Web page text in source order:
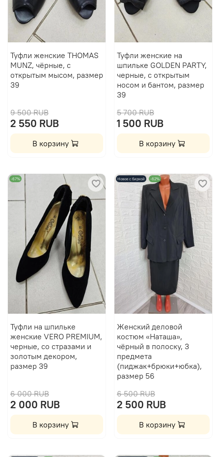
Туфли женские THOMAS
MUNZ, чёрные, с
открытым мысом, размер
39
9 500 RUB
2 550 RUB
В корзину
Туфли женские на
шпильке GOLDEN PARTY,
черные, с открытым
носом и бантом, размер
39
5 700 RUB
1 500 RUB
В корзину
-67%
Туфли на шпильке
женские VERO PREMIUM,
черные, со стразами и
золотым декором,
размер 39
6 000 RUB
2 000 RUB
В корзину
Новое с биркой -62%
Женский деловой
костюм «Наташа»,
чёрный в полоску, 3
предмета
(пиджак+брюки+юбка),
размер 56
6 500 RUB
2 500 RUB
В корзину